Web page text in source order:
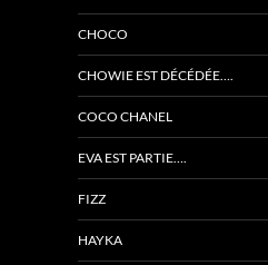
CHOCO
CHOWIE EST DÉCÉDÉE….
COCO CHANEL
EVA EST PARTIE….
FIZZ
HAYKA